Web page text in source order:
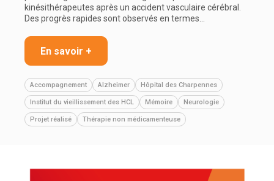
kinésithérapeutes après un accident vasculaire cérébral.
Des progrès rapides sont observés en termes…
En savoir +
Accompagnement Alzheimer Hôpital des Charpennes
Institut du vieillissement des HCL Mémoire Neurologie
Projet réalisé Thérapie non médicamenteuse